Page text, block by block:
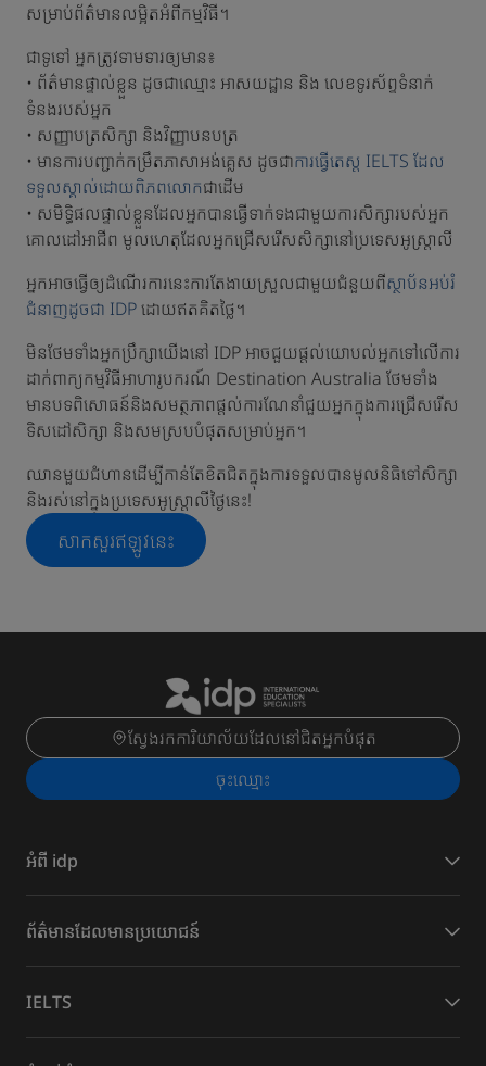
សម្រាប់ព័ត៌មានលម្អិតអំពីកម្មវិធី។
ជាទូទៅ អ្នកត្រូវទាមទារឲ្យមាន៖
• ព័ត៌មានផ្ទាល់ខ្លួន ដូចជាឈ្មោះ អាសយដ្ឋាន និង លេខទូរស័ព្ទទំនាក់
ទំនងរបស់អ្នក
• សញ្ញាបត្រសិក្សា និងវិញ្ញាបនបត្រ
• មានការបញ្ជាក់កម្រឹតភាសាអង់គ្លេស ដូចជាការធ្វើតេស្ត IELTS ដែល
ទទួលស្គាល់ដោយពិភពលោកជាដើម
• សមិទ្ធិផលផ្ទាល់ខ្លួនដែលអ្នកបានធ្វើទាក់ទងជាមួយការសិក្សារបស់អ្នក
គោលដៅអាជីព មូលហេតុដែលអ្នកជ្រើសរើសសិក្សានៅប្រទេសអូស្ត្រាលី
អ្នកអាចធ្វើឲ្យដំណើរការនេះការតែងាយស្រួលជាមួយជំនួយពីស្ថាប័នអប់រំ
ជំនាញដូចជា IDPដោយឥតគិតថ្លៃ។
មិនថែមទាំងអ្នកប្រឹក្សាយើងនៅ IDP អាចជួយផ្តល់យោបល់អ្នកទៅលើការ
ដាក់ពាក្យកម្មវិធីអាហារូបករណ៍ Destination Australia ថែមទាំង
មានបទពិសោធន៍និងសមត្ថភាពផ្តល់ការណែនាំជួយអ្នកក្នុងការជ្រើសរើស
ទិសដៅសិក្សា និងសមស្របបំផុតសម្រាប់អ្នក។
ឈានមួយជំហានដើម្បីកាន់តែខិតជិតក្នុងការទទួលបានមូលនិធិទៅសិក្សា
និងរស់នៅក្នុងប្រទេសអូស្ត្រាលីថ្ងៃនេះ!
សាកសួរឥឡូវនេះ
ស្វែងរកការិយាល័យដែលនៅជិតអ្នកបំផុត
ចុះ​ឈ្មោះ
អំពី idp
​ព័ត៌មានដែល​មានប្រយោជន៍
IELTS